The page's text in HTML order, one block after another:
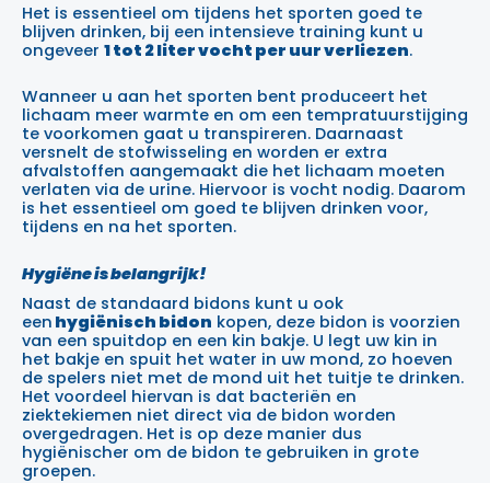
Het is essentieel om tijdens het sporten goed te
blijven drinken, bij een intensieve training kunt u
ongeveer 1 tot 2 liter vocht per uur verliezen.
Wanneer u aan het sporten bent produceert het
lichaam meer warmte en om een tempratuurstijging
te voorkomen gaat u transpireren. Daarnaast
versnelt de stofwisseling en worden er extra
afvalstoffen aangemaakt die het lichaam moeten
verlaten via de urine. Hiervoor is vocht nodig. Daarom
is het essentieel om goed te blijven drinken voor,
tijdens en na het sporten.
Hygiëne is belangrijk!
Naast de standaard bidons kunt u ook
een hygiënisch bidon kopen, deze bidon is voorzien
van een spuitdop en een kin bakje. U legt uw kin in
het bakje en spuit het water in uw mond, zo hoeven
de spelers niet met de mond uit het tuitje te drinken.
Het voordeel hiervan is dat bacteriën en
ziektekiemen niet direct via de bidon worden
overgedragen. Het is op deze manier dus
hygiënischer om de bidon te gebruiken in grote
groepen.